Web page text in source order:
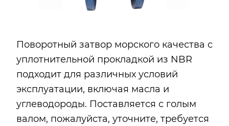
Поворотный затвор морского качества с
уплотнительной прокладкой из NBR
подходит для различных условий
эксплуатации, включая масла и
углеводороды. Поставляется с голым
валом, пожалуйста, уточните, требуется